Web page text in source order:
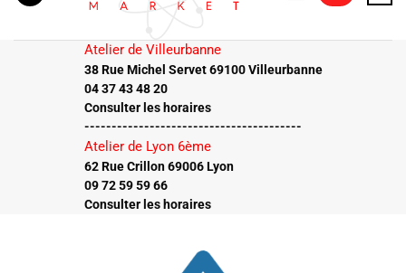
Atelier de Villeurbanne
38 Rue Michel Servet 69100 Villeurbanne
04 37 43 48 20
Consulter les horaires
----------------------------------------
Atelier de Lyon 6ème
62 Rue Crillon 69006 Lyon
09 72 59 59 66
Consulter les horaires